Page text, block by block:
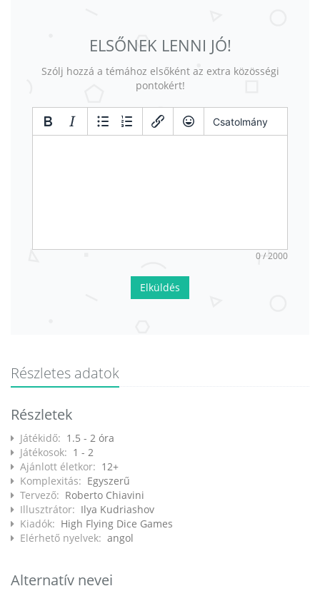
ELSŐNEK LENNI JÓ!
Szólj hozzá a témához elsőként az extra közösségi
pontokért!
Csatolmány
0 / 2000
Elküldés
Részletes adatok
Részletek
Játékidő: 1.5 - 2 óra
Játékosok: 1 - 2
Ajánlott életkor: 12+
Komplexitás: Egyszerű
Tervező: Roberto Chiavini
Illusztrátor: Ilya Kudriashov
Kiadók: High Flying Dice Games
Elérhető nyelvek: angol
Alternatív nevei